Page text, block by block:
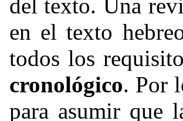
del texto. Una
en el texto
todos los
cronológico. Por
para asumir que